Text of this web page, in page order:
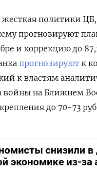
политики
прогнозируют
и коррекцию до
прогнозируют к
к властям
на Ближнем
до 70-73
снизили в
экономике из-за